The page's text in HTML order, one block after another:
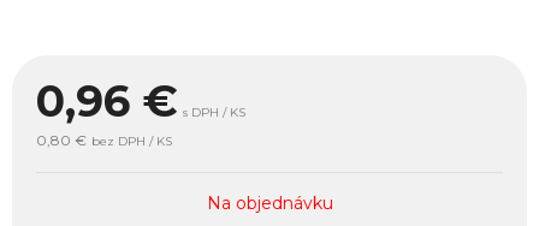
0,96 € s DPH / KS
0,80 € bez DPH / KS
Na objednávku